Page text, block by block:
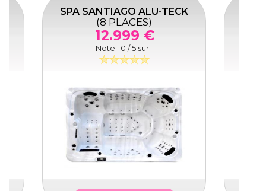
SPA LÉVITATION ALU-TECK
(8 PLACES)
12.999 €
Note :0/ 5 sur